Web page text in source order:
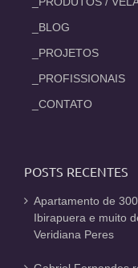
_BLOG
_PROJETOS
_PROFISSIONAIS
_CONTATO
POSTS RECENTES
Apartamento de
Ibirapuera e muito
Veridiana Peres